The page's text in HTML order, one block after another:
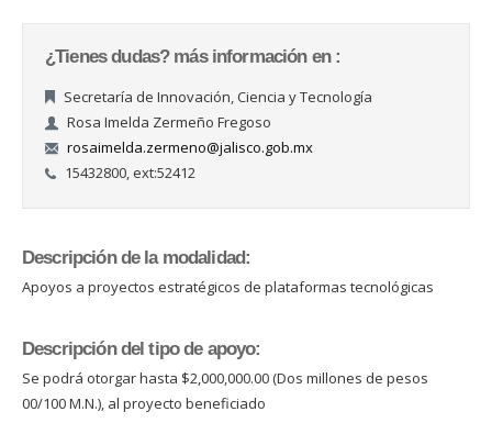
¿Tienes dudas? más información en :
Secretaría de Innovación, Ciencia y Tecnología
Rosa Imelda Zermeño Fregoso
rosaimelda.zermeno@jalisco.gob.mx
15432800, ext:52412
Descripción de la modalidad:
Apoyos a proyectos estratégicos de plataformas tecnológicas
Descripción del tipo de apoyo:
Se podrá otorgar hasta $2,000,000.00 (Dos millones de pesos
00/100 M.N.), al proyecto beneficiado